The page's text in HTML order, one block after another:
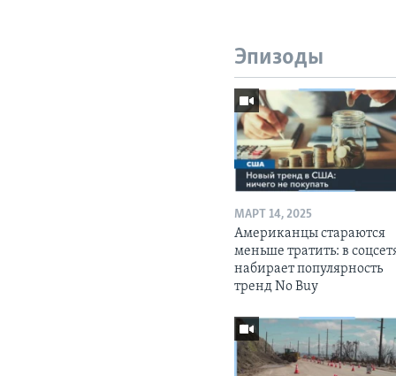
Эпизоды
МАРТ 14, 2025
Американцы стараются
меньше тратить: в
набирает популярность
тренд No Buy